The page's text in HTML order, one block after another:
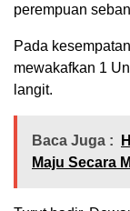
perempuan
Pada
mewakafkan 1
langit.
Baca Juga :
Maju Secara